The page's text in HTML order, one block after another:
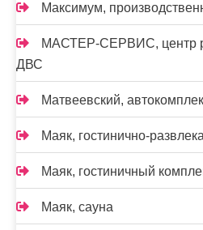
Максимум,
МАСТЕР-СЕРВИС, центр
ДВС
Матвеевский,
Маяк, гостинично-
Маяк, гостиничный
Маяк, сауна